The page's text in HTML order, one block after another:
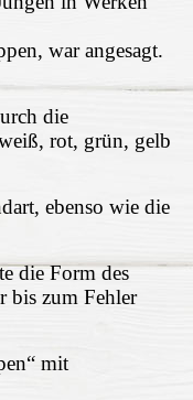
war angesagt.
die
rot, grün, gelb
ebenso wie die
die Form des
bis zum Fehler
mit